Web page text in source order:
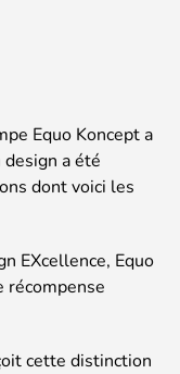
Equo Koncept a
a été
dont voici les
EXcellence, Equo
récompense
cette distinction